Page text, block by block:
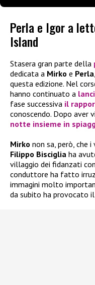
Perla e Igor a
Island
Stasera gran parte della
dedicata a Mirko e Perla
questa edizione. Nel
hanno continuato a
fase successiva il
conoscendo. Dopo aver
notte insieme in
Mirko non sa, però, che
Filippo Bisciglia ha
villaggio dei fidanzati
conduttore ha fatto
immagini molto
da subito ha provocato